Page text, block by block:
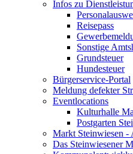
Infos zu
Reisepass
Sonstige
Grundsteuer
Hundesteuer
Bürgerservice-Portal
Meldung defekter
Eventlocations
Kulturhalle
Postgarten
Markt Steinwiesen -
Das Steinwiesener